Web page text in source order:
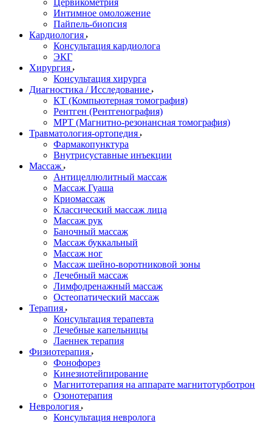
Цервикометрия
Интимное омоложение
Пайпель-биопсия
Кардиология
Консультация кардиолога
ЭКГ
Хирургия
Консультация хирурга
Диагностика / Исследование
КТ (Компьютерная томография)
Рентген (Рентгенография)
МРТ (Магнитно-резонансная томография)
Травматология-ортопедия
Фармакопунктура
Внутрисуставные инъекции
Массаж
Антицеллюлитный массаж
Массаж Гуаша
Криомассаж
Классический массаж лица
Массаж рук
Баночный массаж
Массаж буккальный
Массаж ног
Массаж шейно-воротниковой зоны
Лечебный массаж
Лимфодренажный массаж
Остеопатический массаж
Терапия
Консультация терапевта
Лечебные капельницы
Лаеннек терапия
Физиотерапия
Фонофорез
Кинезиотейпирование
Магнитотерапия на аппарате магнитотурботрон
Озонотерапия
Неврология
Консультация невролога